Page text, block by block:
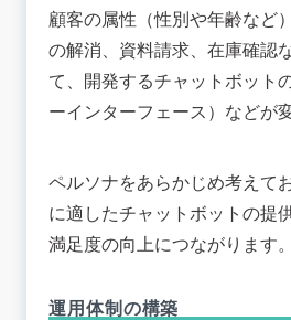
顧客の属性（性別や年齢など
の解消、資料請求、在庫確認
て、開発するチャットボット
ーインターフェース）などが
ペルソナをあらかじめ考えて
に適したチャットボットの提
満足度の向上につながります。
運用体制の構築